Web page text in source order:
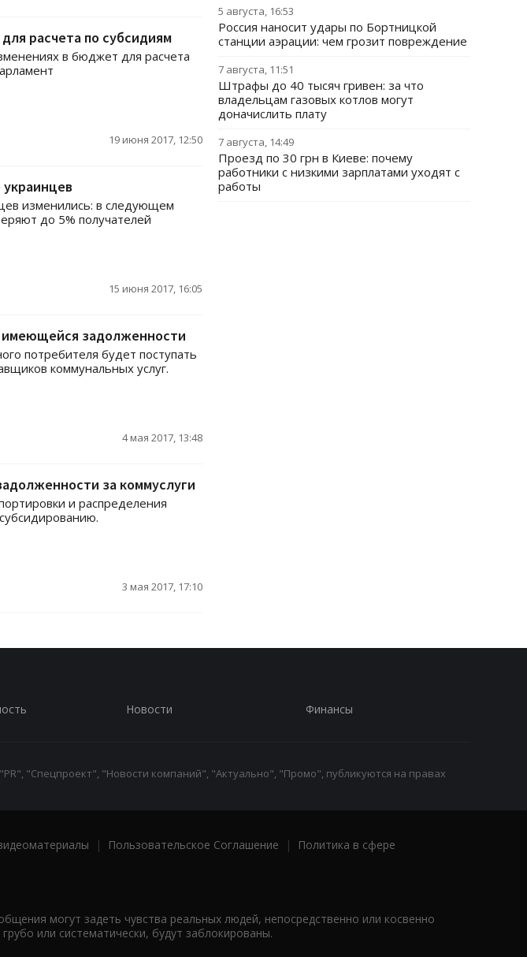
расчета по субсидиям
в бюджет для расчета
19 июня 2017, 12:50
изменились: в следующем
до 5% получателей
15 июня 2017, 16:05
задолженности
потребителя будет поступать
коммунальных услуг.
4 мая 2017, 13:48
за коммуслуги
и распределения
3 мая 2017, 17:10
5 августа, 16:53
Россия наносит удары по Бортницкой
станции аэрации: чем грозит повреждение
7 августа, 11:51
Штрафы до 40 тысяч гривен: за что
владельцам газовых котлов могут
доначислить плату
7 августа, 14:49
Проезд по 30 грн в Киеве: почему
работники с низкими зарплатами уходят с
работы
Новости Финансы
"Спецпроект", "Новости компаний", "Актуально", "Промо", публикуются на правах
| Пользовательское Соглашение |
Политика в сфере
могут задеть чувства реальных людей, непосредственно или косвенно
или систематически, будут заблокированы.